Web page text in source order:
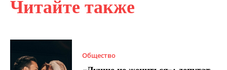
Читайте также
Общество